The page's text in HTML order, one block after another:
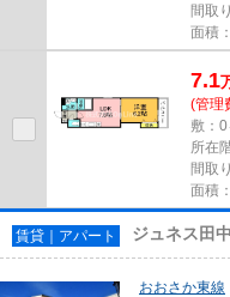
間取
面積
7.1
(管理
敷：
所在
間取
面積
賃貸｜アパート ジュネス田中
おおさか東線